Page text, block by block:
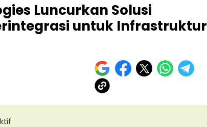
Luncurkan Solusi
untuk Infrastruktur